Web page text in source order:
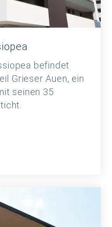
befindet
Grieser Auen, ein
seinen 35